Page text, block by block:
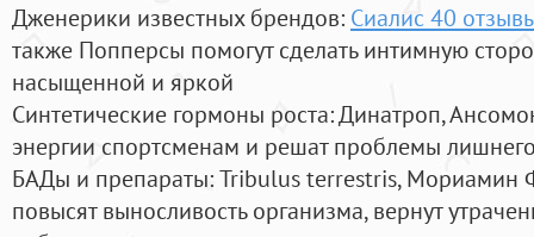
Дженерики известных брендов: Сиалис 40
также Попперсы помогут сделать интимную
насыщенной и яркой
Синтетические гормоны роста: Динатроп,
энергии спортсменам и решат проблемы
БАДы и препараты:Tribulus terrestris, Мориамин
повысят выносливость организма, вернут